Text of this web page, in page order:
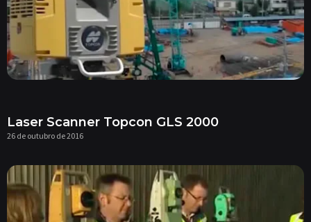
Laser Scanner Topcon GLS 2000
26 de outubro de 2016